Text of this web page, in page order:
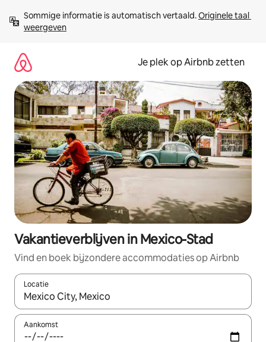
direct
naar
Sommige informatie is automatisch vertaald. Originele taal
weergeven
Je plek op Airbnb zetten
Vakantieverblijven in Mexico-Stad
Vind en boek bijzondere accommodaties op Airbnb
Locatie
Wanneer er resultaten beschikbaar zijn, maak je een keuze
Aankomst